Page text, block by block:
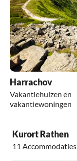
Harrachov
Vakantiehuizen en
vakantiewoningen
Kurort Rathen
11 Accommodaties